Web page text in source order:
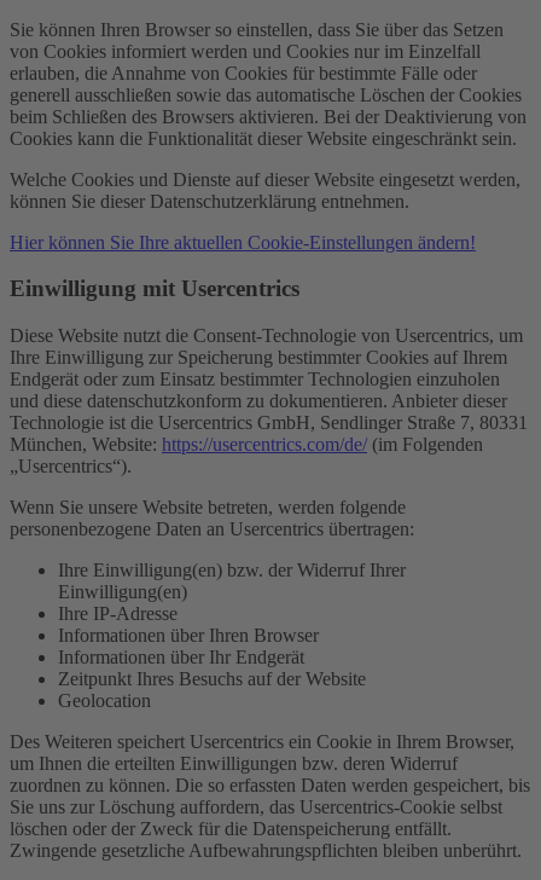
Sie können Ihren Browser so einstellen, dass Sie über das Setzen
von Cookies informiert werden und Cookies nur im Einzelfall
erlauben, die Annahme von Cookies für bestimmte Fälle oder
generell ausschließen sowie das automatische Löschen der Cookies
beim Schließen des Browsers aktivieren. Bei der Deaktivierung von
Cookies kann die Funktionalität dieser Website eingeschränkt sein.
Welche Cookies und Dienste auf dieser Website eingesetzt werden,
können Sie dieser Datenschutzerklärung entnehmen.
Hier können Sie Ihre aktuellen Cookie-Einstellungen ändern!
Einwilligung mit Usercentrics
Diese Website nutzt die Consent-Technologie von Usercentrics, um
Ihre Einwilligung zur Speicherung bestimmter Cookies auf Ihrem
Endgerät oder zum Einsatz bestimmter Technologien einzuholen
und diese datenschutzkonform zu dokumentieren. Anbieter dieser
Technologie ist die Usercentrics GmbH, Sendlinger Straße 7, 80331
München, Website: https://usercentrics.com/de/ (im Folgenden
„Usercentrics“).
Wenn Sie unsere Website betreten, werden folgende
personenbezogene Daten an Usercentrics übertragen:
Ihre Einwilligung(en) bzw. der Widerruf Ihrer
Einwilligung(en)
Ihre IP-Adresse
Informationen über Ihren Browser
Informationen über Ihr Endgerät
Zeitpunkt Ihres Besuchs auf der Website
Geolocation
Des Weiteren speichert Usercentrics ein Cookie in Ihrem Browser,
um Ihnen die erteilten Einwilligungen bzw. deren Widerruf
zuordnen zu können. Die so erfassten Daten werden gespeichert, bis
Sie uns zur Löschung auffordern, das Usercentrics-Cookie selbst
löschen oder der Zweck für die Datenspeicherung entfällt.
Zwingende gesetzliche Aufbewahrungspflichten bleiben unberührt.